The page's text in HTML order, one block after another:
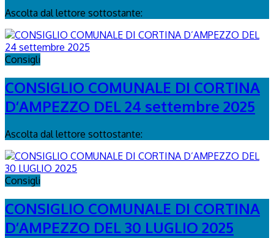
Ascolta dal lettore sottostante:
Consigli
CONSIGLIO COMUNALE DI CORTINA
D’AMPEZZO DEL 24 settembre 2025
Ascolta dal lettore sottostante:
Consigli
CONSIGLIO COMUNALE DI CORTINA
D’AMPEZZO DEL 30 LUGLIO 2025